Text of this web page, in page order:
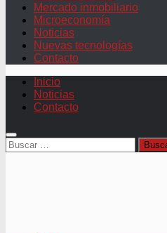
Mercado inmobiliario
Microeconomía
Noticias
Nuevas tecnologías
Contacto
Inicio
Noticias
Contacto
Buscar: